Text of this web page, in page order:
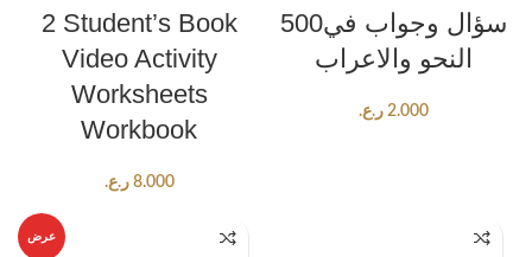
2 Student’s Book
Video Activity
Worksheets
Workbook
8.000 ر.ع.
500سؤال وجواب في
النحو والاعراب
2.000 ر.ع.
عرض